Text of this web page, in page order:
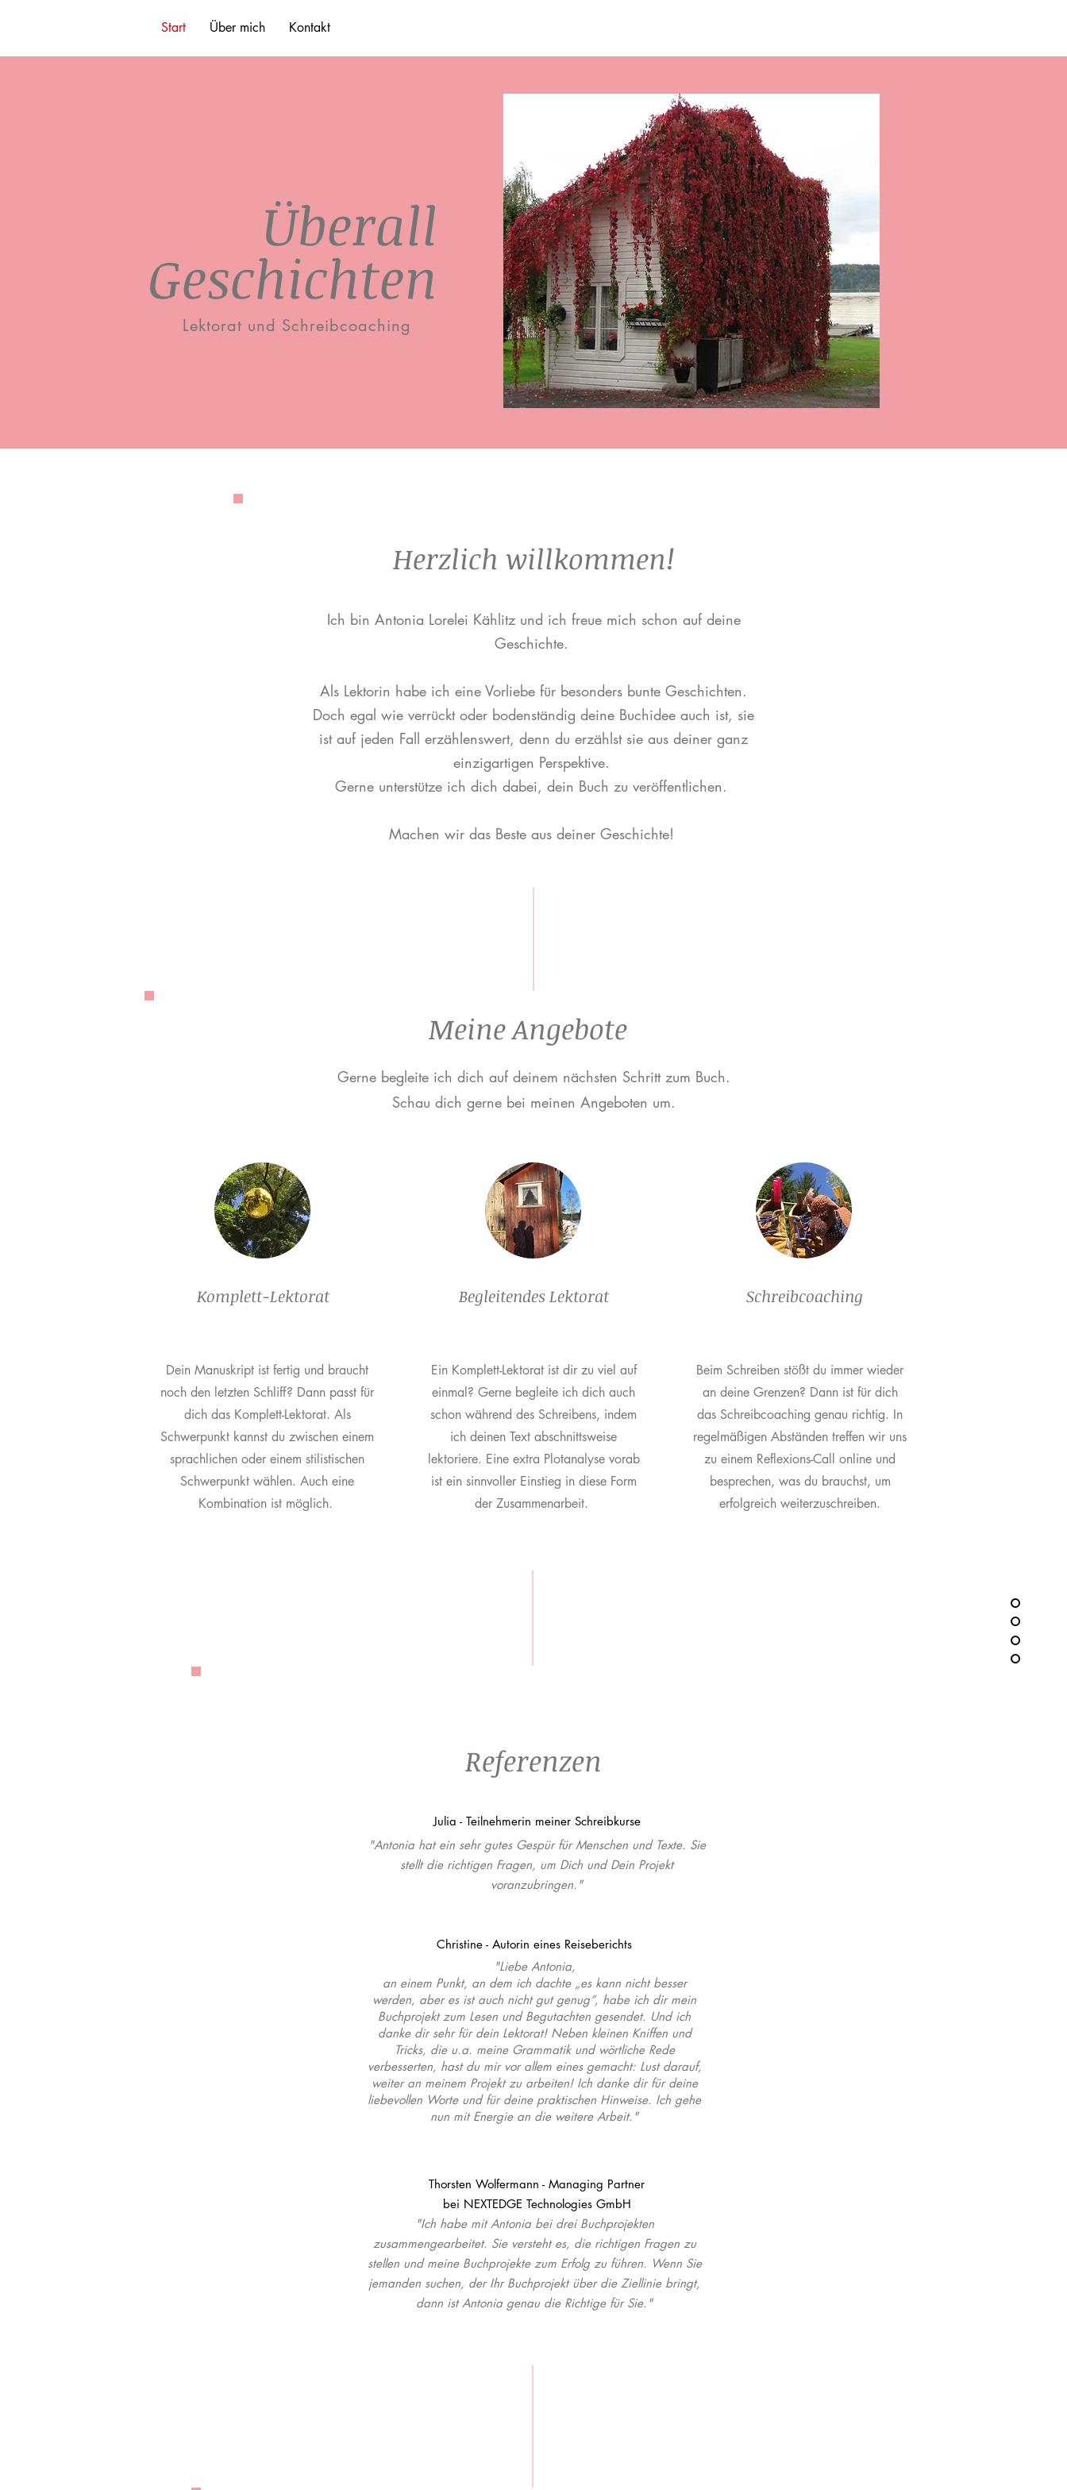
Start Über mich Kontakt
Überall
Geschichten
Lektorat und Schreibcoaching
Herzlich willkommen!
Ich bin Antonia Lorelei Kählitz und ich freue mich schon auf deine
Geschichte.
Als Lektorin habe ich eine Vorliebe für besonders bunte Geschichten.
Doch egal wie verrückt oder bodenständig deine Buchidee auch ist, sie
ist auf jeden Fall erzählenswert, denn du erzählst sie aus deiner ganz
einzigartigen Perspektive.
Gerne unterstütze ich dich dabei, dein Buch zu veröffentlichen.
Machen wir das Beste aus deiner Geschichte!
Meine Angebote
Gerne begleite ich dich auf deinem nächsten Schritt zum Buch.
Schau dich gerne bei meinen Angeboten um.
Komplett-Lektorat
Dein Manuskript ist fertig und braucht
noch den letzten Schliff? Dann passt für
dich das Komplett-Lektorat. Als
Schwerpunkt kannst du zwischen einem
sprachlichen oder einem stilistischen
Schwerpunkt wählen. Auch eine
Kombination ist möglich.
Begleitendes Lektorat
Ein Komplett-Lektorat ist dir zu viel auf
einmal? Gerne begleite ich dich auch
schon während des Schreibens, indem
ich deinen Text abschnittsweise
lektoriere. Eine extra Plotanalyse vorab
ist ein sinnvoller Einstieg in diese Form
der Zusammenarbeit.
Schreibcoaching
Beim Schreiben stößt du immer wieder
an deine Grenzen? Dann ist für dich
das Schreibcoaching genau richtig. In
regelmäßigen Abständen treffen wir uns
zu einem Reflexions-Call online und
besprechen, was du brauchst, um
erfolgreich weiterzuschreiben.
Referenzen
Julia - Teilnehmerin meiner Schreibkurse
"Antonia hat ein sehr gutes Gespür für Menschen und Texte. Sie
stellt die richtigen Fragen, um Dich und Dein Projekt
voranzubringen."
Christine - Autorin eines Reiseberichts
"Liebe Antonia,
an einem Punkt, an dem ich dachte „es kann nicht besser
werden, aber es ist auch nicht gut genug“, habe ich dir mein
Buchprojekt zum Lesen und Begutachten gesendet. Und ich
danke dir sehr für dein Lektorat! Neben kleinen Kniffen und
Tricks, die u.a. meine Grammatik und wörtliche Rede
verbesserten, hast du mir vor allem eines gemacht: Lust darauf,
weiter an meinem Projekt zu arbeiten! Ich danke dir für deine
liebevollen Worte und für deine praktischen Hinweise. Ich gehe
nun mit Energie an die weitere Arbeit."
Thorsten Wolfermann - Managing Partner
bei NEXTEDGE Technologies GmbH
"Ich habe mit Antonia bei drei Buchprojekten
zusammengearbeitet. Sie versteht es, die richtigen Fragen zu
stellen und meine Buchprojekte zum Erfolg zu führen. Wenn Sie
jemanden suchen, der Ihr Buchprojekt über die Ziellinie bringt,
dann ist Antonia genau die Richtige für Sie."